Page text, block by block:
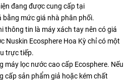
đang được cung cấp tại
bằng mức giá nhà phân phối.
thông tin là máy xách tay nên có giá
Nuskin Ecosphere Hoa Kỳ chỉ có một
trực tiếp.
máy lọc nước cao cấp Ecosphere. Nếu
cấp sản phẩm giả hoặc kém chất